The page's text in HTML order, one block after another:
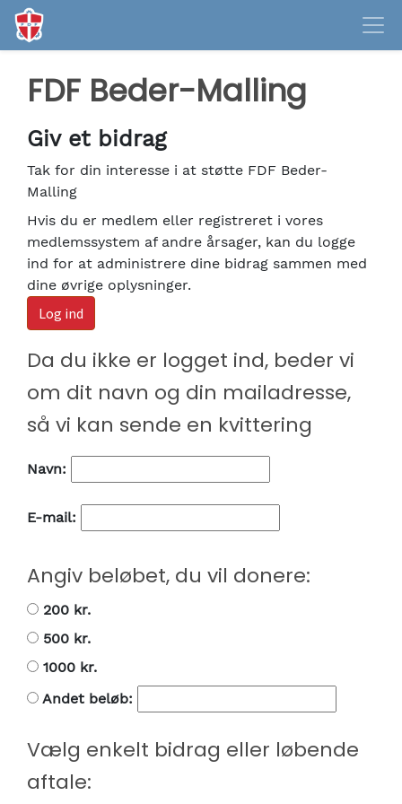
FDF Beder-Malling
Giv et bidrag
Tak for din interesse i at støtte FDF Beder-
Malling
Hvis du er medlem eller registreret i vores
medlemssystem af andre årsager, kan du logge
ind for at administrere dine bidrag sammen med
dine øvrige oplysninger.
Log ind
Da du ikke er logget ind, beder vi
om dit navn og din mailadresse,
så vi kan sende en kvittering
Navn:
E-mail:
Angiv beløbet, du vil donere:
200 kr.
500 kr.
1000 kr.
Andet beløb:
Vælg enkelt bidrag eller løbende
aftale: